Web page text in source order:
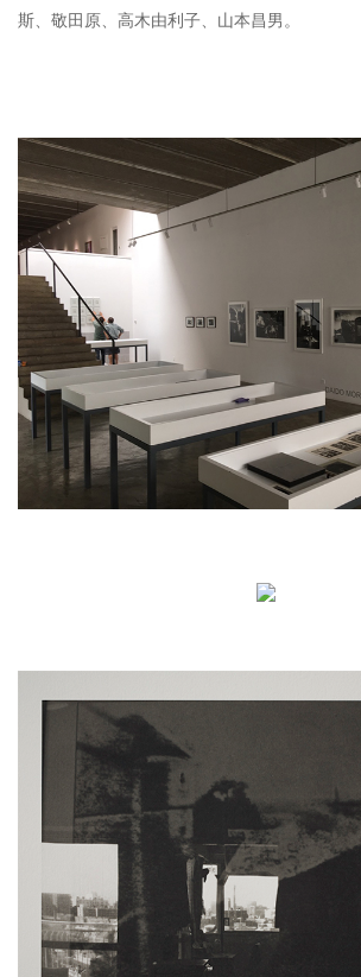
斯、敬田原、高木由利子、山本昌男。